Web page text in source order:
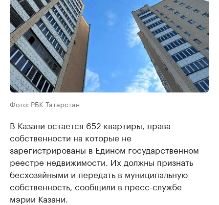
Фото: РБК Татарстан
В Казани остается 652 квартиры, права
собственности на которые не
зарегистрированы в Едином государственном
реестре недвижимости. Их должны признать
бесхозяйными и передать в муниципальную
собственность, сообщили в пресс-службе
мэрии Казани.